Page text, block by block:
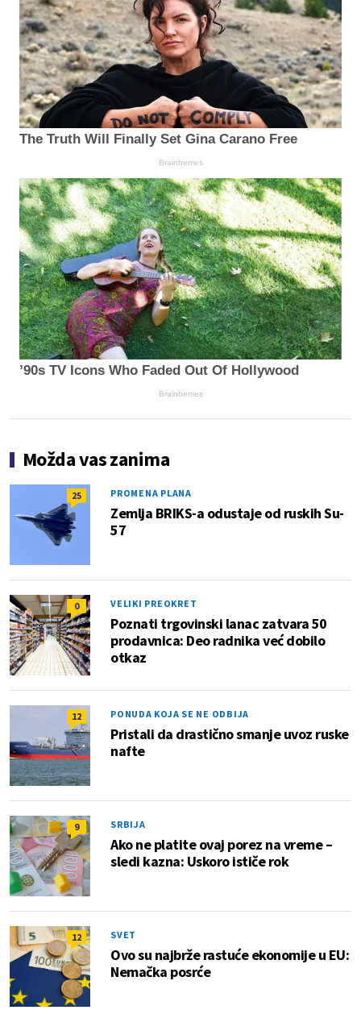
The Truth Will Finally Set Gina Carano Free
Brainberries
’90s TV Icons Who Faded Out Of Hollywood
Brainberries
Možda vas zanima
25 PROMENA PLANA
Zemlja BRIKS-a odustaje od ruskih Su-
57
0 VELIKI PREOKRET
Poznati trgovinski lanac zatvara 50
prodavnica: Deo radnika već dobilo
otkaz
12 PONUDA KOJA SE NE ODBIJA
Pristali da drastično smanje uvoz ruske
nafte
9 SRBIJA
Ako ne platite ovaj porez na vreme –
sledi kazna: Uskoro ističe rok
12 SVET
Ovo su najbrže rastuće ekonomije u EU:
Nemačka posrće